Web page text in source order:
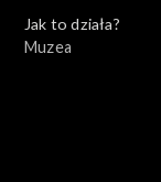
Jak to działa?
Muzea